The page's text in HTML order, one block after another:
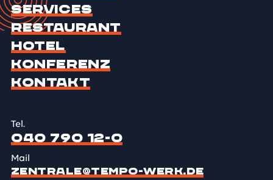
Services
Restaurant
Hotel
Konferenz
Kontakt
Tel.
040 790 12-0
Mail
ZENTRALE@TEMPO-WERK.DE